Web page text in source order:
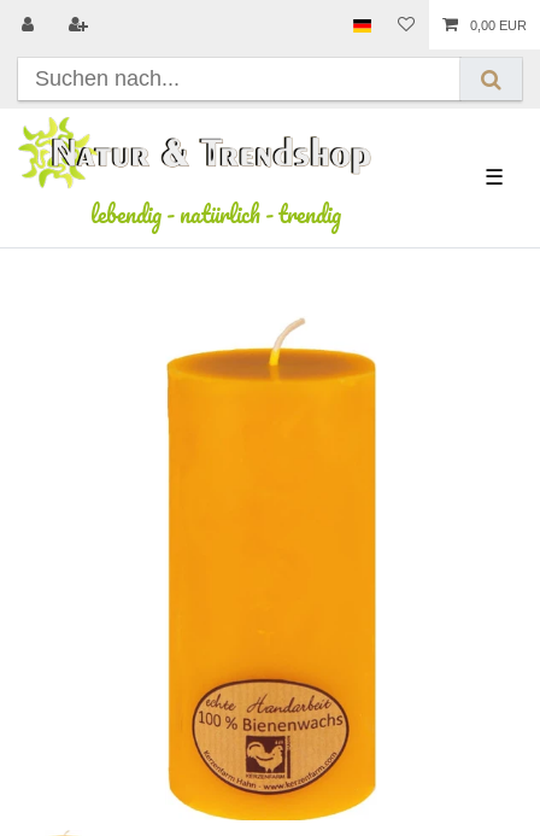
0,00 EUR
lebendig-natürlich-trendig
☰